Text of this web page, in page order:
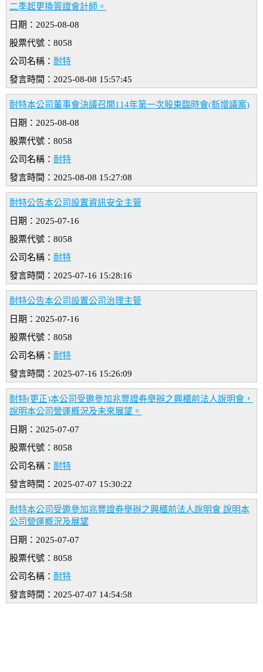
二季起更換簽證會計師。
日期：2025-08-08
股票代號：8058
公司名稱： 耐特
發言時間：2025-08-08 15:57:45
耐特本公司董事會決議召開114年第一次股東臨時會(新增議案)
日期：2025-08-08
股票代號：8058
公司名稱： 耐特
發言時間：2025-08-08 15:27:08
耐特公告本公司設置資訊安全主管
日期：2025-07-16
股票代號：8058
公司名稱： 耐特
發言時間：2025-07-16 15:28:16
耐特公告本公司設置公司治理主管
日期：2025-07-16
股票代號：8058
公司名稱： 耐特
發言時間：2025-07-16 15:26:09
耐特(更正)本公司受邀參加兆豐證券舉辦之興櫃前法人說明會，
說明本公司營運概況及未來展望。
日期：2025-07-07
股票代號：8058
公司名稱： 耐特
發言時間：2025-07-07 15:30:22
耐特本公司受邀參加兆豐證券舉辦之興櫃前法人說明會 說明本
公司營運概況及展望
日期：2025-07-07
股票代號：8058
公司名稱： 耐特
發言時間：2025-07-07 14:54:58